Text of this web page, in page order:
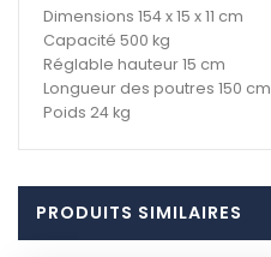
Dimensions 154 x 15 x 11 cm
Capacité 500 kg
Réglable hauteur 15 cm
Longueur des poutres 150 cm
Poids 24 kg
PRODUITS SIMILAIRES